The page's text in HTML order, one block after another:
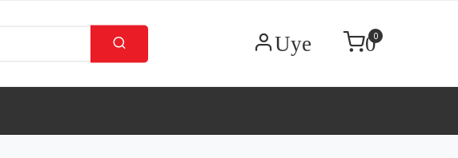
Uye 00